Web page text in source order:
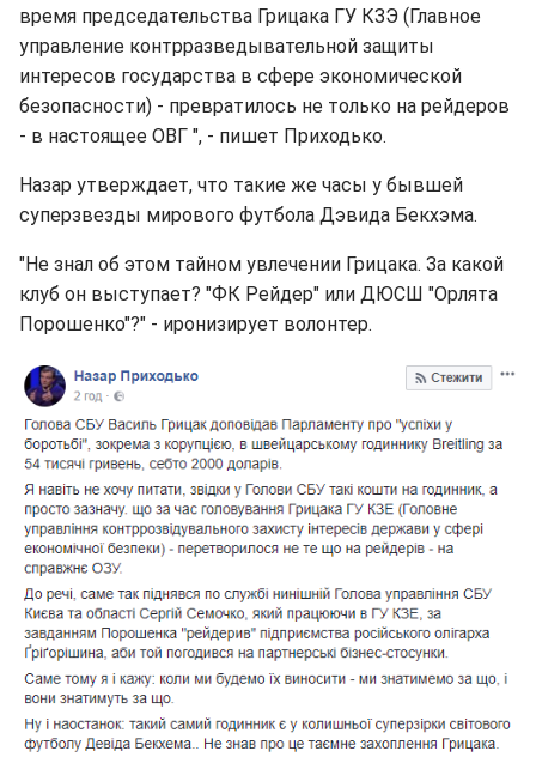
время председательства Грицака ГУ КЗЭ (Главное
управление контрразведывательной защиты
интересов государства в сфере экономической
безопасности) - превратилось не только на рейдеров
- в настоящее ОВГ ", - пишет Приходько.
Назар утверждает, что такие же часы у бывшей
суперзвезды мирового футбола Дэвида Бекхэма.
"Не знал об этом тайном увлечении Грицака. За какой
клуб он выступает? "ФК Рейдер" или ДЮСШ "Орлята
Порошенко"?" - иронизирует волонтер.